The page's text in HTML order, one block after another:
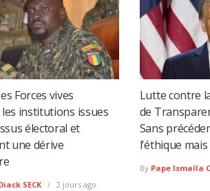
Forces vives
institutions issues
électoral et
une dérive
SECK 2 jours ago
Lutte contre
de
Sans
l’éthique
By Pape Ismaïla